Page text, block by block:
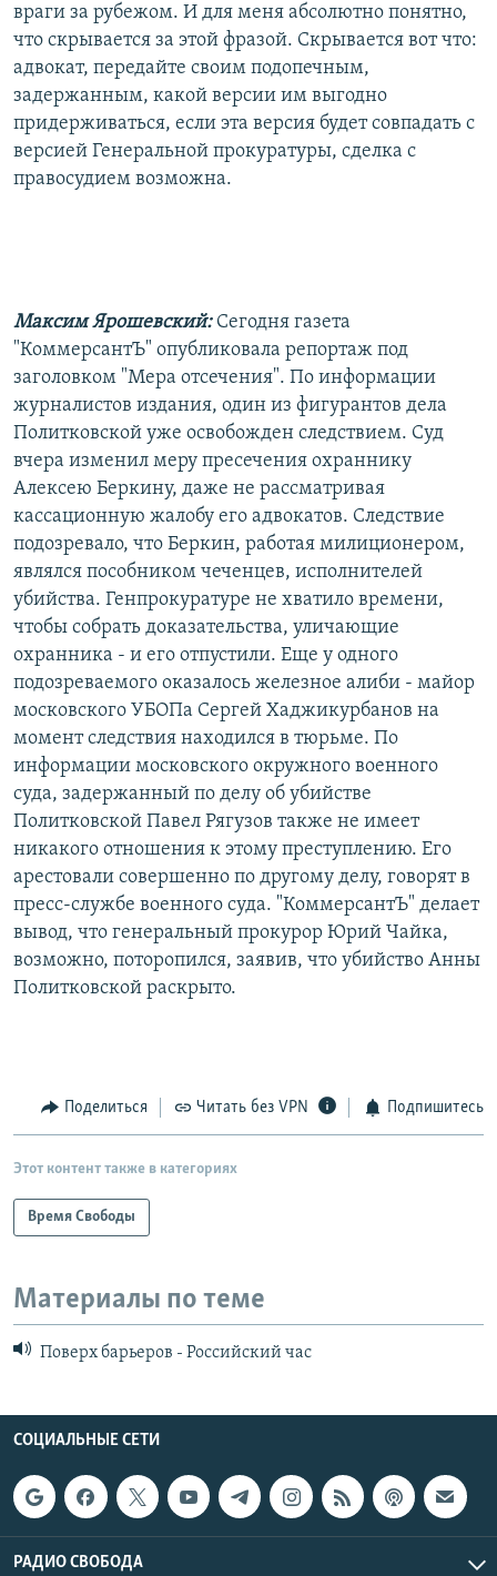
враги за рубежом. И для меня абсолютно понятно,
что скрывается за этой фразой. Скрывается вот что:
адвокат, передайте своим подопечным,
задержанным, какой версии им выгодно
придерживаться, если эта версия будет совпадать с
версией Генеральной прокуратуры, сделка с
правосудием возможна.
Максим Ярошевский: Сегодня газета
"КоммерсантЪ" опубликовала репортаж под
заголовком "Мера отсечения". По информации
журналистов издания, один из фигурантов дела
Политковской уже освобожден следствием. Суд
вчера изменил меру пресечения охраннику
Алексею Беркину, даже не рассматривая
кассационную жалобу его адвокатов. Следствие
подозревало, что Беркин, работая милиционером,
являлся пособником чеченцев, исполнителей
убийства. Генпрокуратуре не хватило времени,
чтобы собрать доказательства, уличающие
охранника - и его отпустили. Еще у одного
подозреваемого оказалось железное алиби - майор
московского УБОПа Сергей Хаджикурбанов на
момент следствия находился в тюрьме. По
информации московского окружного военного
суда, задержанный по делу об убийстве
Политковской Павел Рягузов также не имеет
никакого отношения к этому преступлению. Его
арестовали совершенно по другому делу, говорят в
пресс-службе военного суда. "КоммерсантЪ" делает
вывод, что генеральный прокурор Юрий Чайка,
возможно, поторопился, заявив, что убийство Анны
Политковской раскрыто.
Поделиться Читать без VPN Подпишитесь
Этот контент также в категориях
Время Свободы
Материалы по теме
Поверх барьеров - Российский час
СОЦИАЛЬНЫЕ СЕТИ
РАДИО СВОБОДА